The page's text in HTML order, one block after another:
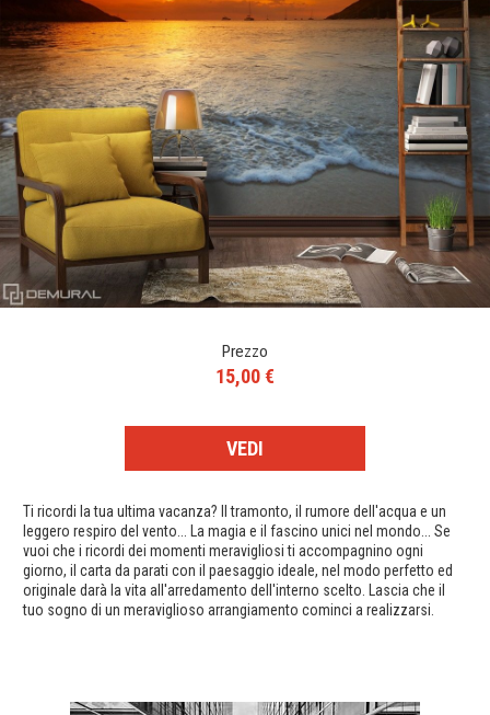
Prezzo
15,00 €
VEDI
Ti ricordi la tua ultima vacanza? Il tramonto, il rumore dell'acqua e un
leggero respiro del vento... La magia e il fascino unici nel mondo... Se
vuoi che i ricordi dei momenti meravigliosi ti accompagnino ogni
giorno, il carta da parati con il paesaggio ideale, nel modo perfetto ed
originale darà la vita all'arredamento dell'interno scelto. Lascia che il
tuo sogno di un meraviglioso arrangiamento cominci a realizzarsi.